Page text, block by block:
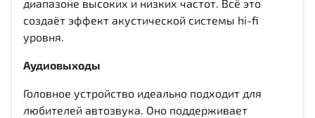
диапазоне высоких и низких частот. Всё это
создаёт эффект акустической системы hi-fi
уровня.
Аудиовыходы
Головное устройство идеально подходит для
любителей автозвука. Оно поддерживает